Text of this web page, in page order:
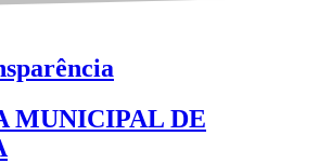
MUNICIPAL DE